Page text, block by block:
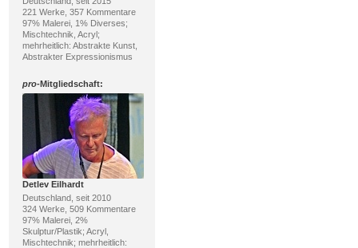
221 Werke, 357 Kommentare
97% Malerei, 1% Diverses;
Mischtechnik, Acryl;
mehrheitlich: Abstrakte Kunst,
Abstrakter Expressionismus
pro-Mitgliedschaft:
Detlev Eilhardt
Deutschland, seit 2010
324 Werke, 509 Kommentare
97% Malerei, 2%
Skulptur/Plastik; Acryl,
Mischtechnik; mehrheitlich: